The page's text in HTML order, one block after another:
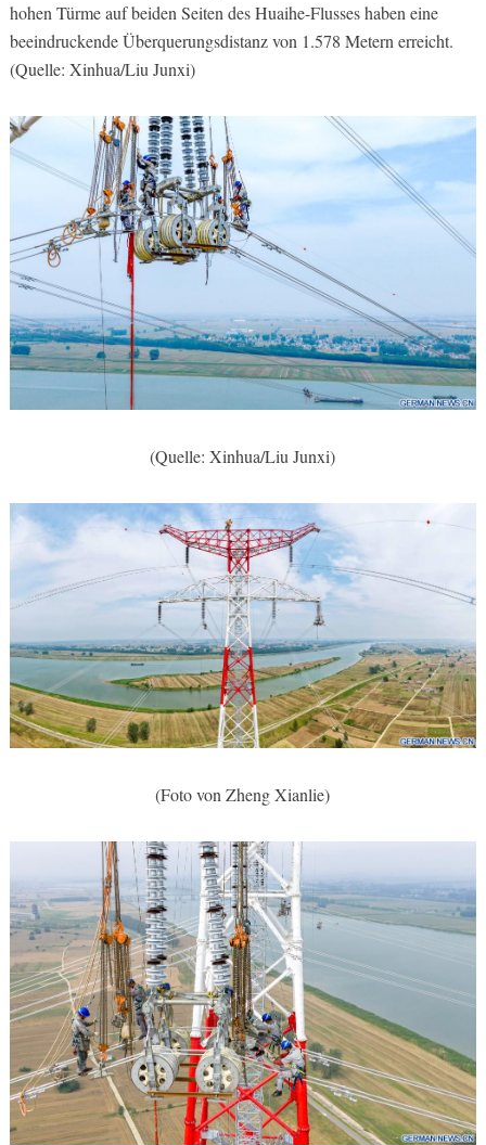
hohen Türme auf beiden Seiten des Huaihe-Flusses haben eine
beeindruckende Überquerungsdistanz von 1.578 Metern erreicht.
(Quelle: Xinhua/Liu Junxi)
(Quelle: Xinhua/Liu Junxi)
(Foto von Zheng Xianlie)